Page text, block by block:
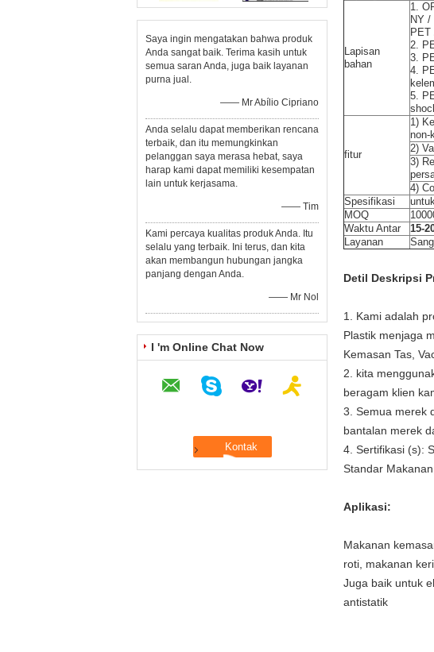
Saya ingin mengatakan bahwa produk
Anda sangat baik. Terima kasih untuk
semua saran Anda, juga baik layanan
purna jual.
—— Mr Abílio Cipriano
Anda selalu dapat memberikan rencana
terbaik, dan itu memungkinkan
pelanggan saya merasa hebat, saya
harap kami dapat memiliki kesempatan
lain untuk kerjasama.
—— Tim
Kami percaya kualitas produk Anda. Itu
selalu yang terbaik. Ini terus, dan kita
akan membangun hubungan jangka
panjang dengan Anda.
—— Mr Nol
I 'm Online Chat Now
Lapisan
bahan
1.
NY
2.
3.
4.
5.
fitur
1)
non-
2)
3)
4)
Spesifikasi
MOQ
Waktu Antar
15-
Layanan
Detil Deskripsi
1. Kami adalah
Plastik menjaga
Kemasan Tas,
2. kita
beragam klien
3. Semua merek
bantalan merek
4. Sertifikasi (s):
Standar
Aplikasi:
Makanan
roti, makanan
Juga baik untuk
antistatik